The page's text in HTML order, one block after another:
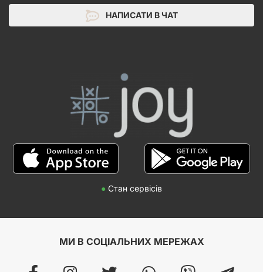
НАПИСАТИ В ЧАТ
● Стан сервісів
МИ В СОЦІАЛЬНИХ МЕРЕЖАХ